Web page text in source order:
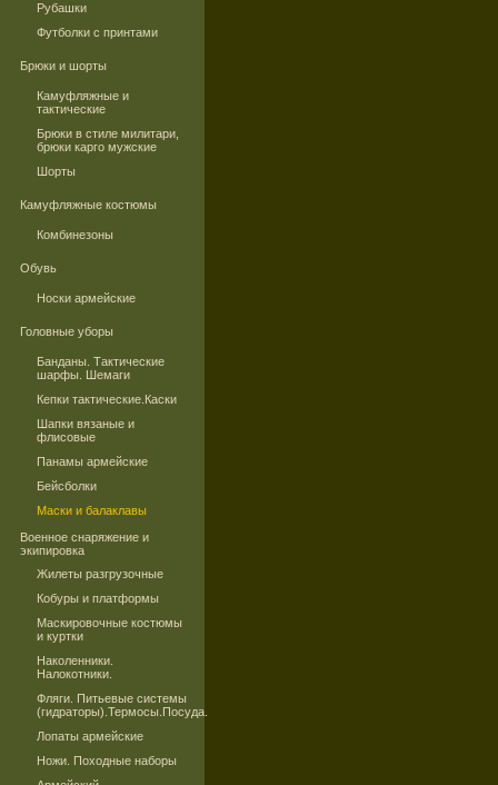
Рубашки
Футболки с принтами
Брюки и шорты
Камуфляжные и
тактические
Брюки в стиле милитари,
брюки карго мужские
Шорты
Камуфляжные костюмы
Комбинезоны
Обувь
Носки армейские
Головные уборы
Банданы. Тактические
шарфы. Шемаги
Кепки тактические.Каски
Шапки вязаные и
флисовые
Панамы армейские
Бейсболки
Маски и балаклавы
Военное снаряжение и
экипировка
Жилеты разгрузочные
Кобуры и платформы
Маскировочные костюмы
и куртки
Наколенники.
Налокотники.
Фляги. Питьевые системы
(гидраторы).Термосы.Посуда.
Лопаты армейские
Ножи. Походные наборы